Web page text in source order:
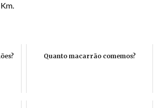
Quanto macarrão comemos?